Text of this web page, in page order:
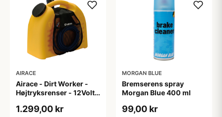
AIRACE
Airace - Dirt Worker -
Højtryksrenser - 12Volt -
1.299,00 kr
MORGAN BLUE
Bremserens spray
Morgan Blue 400 ml
99,00 kr